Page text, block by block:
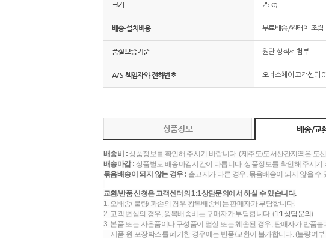
크기 25kg
배송·설치비용 무료배송/원터치 조립
품질보증기준 원단 성적서 첨부
A/S 책임자와 전화번호 오너스체어 고객센터
상품정보 배송/교
배송비 :상품정보를 확인해 주시기 바랍니다. (제주도/도서산간지역은 도
배송마감 : 상품별로 배송마감시간이 다릅니다. 상품정보를 확인해 주시기
묶음배송이 되지 않는 경우 : 출고지가 다른 경우, 묶음배송이 되지 않을
교환/반품 신청은 고객센터의 1:1상담문의에서 하실 수 있습니다.
1. 오배송/ 불량/ 파손의 경우 왕복배송비는 판매자가 부담합니다.
2. 고객 변심의 경우, 왕복배송비는 구매자가 부담합니다. (1:1상담문의)
3. 본품 또는 사은품이나 구성품이 멸실 또는 훼손된 경우, 판매자가 반품
제품 원 포장박스를 폐기한 경우에는 반품/교환이 불가합니다. (불량여